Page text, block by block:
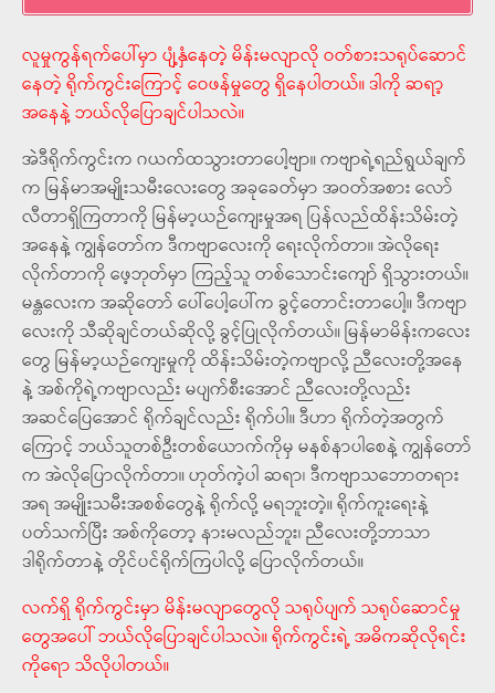
လူမှုကွန်ရက်ပေါ်မှာ ပျံ့နှံနေတဲ့ မိန်းမလျာလို ဝတ်စားသရုပ်ဆောင်
နေတဲ့ ရိုက်ကွင်းကြောင့် ဝေဖန်မှုတွေ ရှိနေပါတယ်။ ဒါကို ဆရာ့
အနေနဲ့ ဘယ်လိုပြောချင်ပါသလဲ။
အဲဒီရိုက်ကွင်းက ဂယက်ထသွားတာပေါ့ဗျာ။ ကဗျာရဲ့ရည်ရွယ်ချက်
က မြန်မာအမျိုးသမီးလေးတွေ အခုခေတ်မှာ အဝတ်အစား လော်
လီတာရှိကြတာကို မြန်မာ့ယဉ်ကျေးမှုအရ ပြန်လည်ထိန်းသိမ်းတဲ့
အနေနဲ့ ကျွန်တော်က ဒီကဗျာလေးကို ရေးလိုက်တာ။ အဲလိုရေး
လိုက်တာကို ဖေ့ဘုတ်မှာ ကြည့်သူ တစ်သောင်းကျော် ရှိသွားတယ်။
မန္တလေးက အဆိုတော် ပေါ်ပေါ့ပေါ်က ခွင့်တောင်းတာပေါ့။ ဒီကဗျာ
လေးကို သီဆိုချင်တယ်ဆိုလို့ ခွင့်ပြုလိုက်တယ်။ မြန်မာမိန်းကလေး
တွေ မြန်မာ့ယဉ်ကျေးမှုကို ထိန်းသိမ်းတဲ့ကဗျာလို့ ညီလေးတို့အနေ
နဲ့ အစ်ကိုရဲ့ကဗျာလည်း မပျက်စီးအောင် ညီလေးတို့လည်း
အဆင်ပြေအောင် ရိုက်ချင်လည်း ရိုက်ပါ။ ဒီဟာ ရိုက်တဲ့အတွက်
ကြောင့် ဘယ်သူတစ်ဦးတစ်ယောက်ကိုမှ မနစ်နာပါစေနဲ့ ကျွန်တော်
က အဲလိုပြောလိုက်တာ။ ဟုတ်ကဲ့ပါ ဆရာ၊ ဒီကဗျာသဘောတရား
အရ အမျိုးသမီးအစစ်တွေနဲ့ ရိုက်လို့ မရဘူးတဲ့။ ရိုက်ကူးရေးနဲ့
ပတ်သက်ပြီး အစ်ကိုတော့ နားမလည်ဘူး၊ ညီလေးတို့ဘာသာ
ဒါရိုက်တာနဲ့ တိုင်ပင်ရိုက်ကြပါလို့ ပြောလိုက်တယ်။
လက်ရှိ ရိုက်ကွင်းမှာ မိန်းမလျာတွေလို သရုပ်ပျက် သရုပ်ဆောင်မှု
တွေအပေါ် ဘယ်လိုပြောချင်ပါသလဲ။ ရိုက်ကွင်းရဲ့ အဓိကဆိုလိုရင်း
ကိုရော သိလိုပါတယ်။